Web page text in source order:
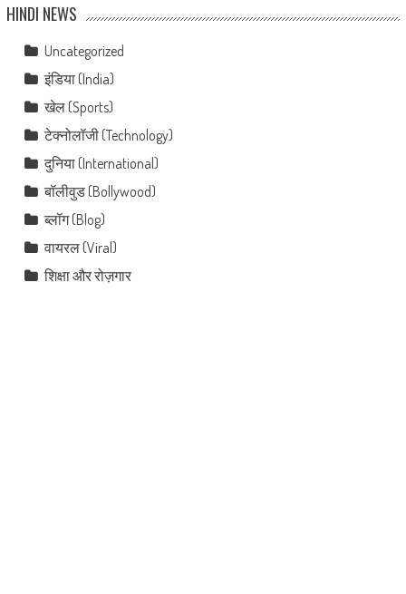
HINDI NEWS
Uncategorized
इंडिया (India)
खेल (Sports)
टेक्नोलॉजी (Technology)
दुनिया (International)
बॉलीवुड (Bollywood)
ब्लॉग (Blog)
वायरल (Viral)
शिक्षा और रोज़गार